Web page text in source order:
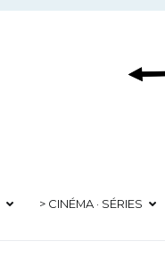
> CINÉMA · SÉRIES